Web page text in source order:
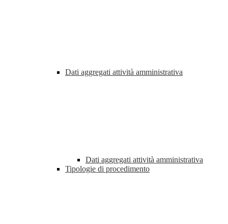
Dati aggregati attività amministrativa
Dati aggregati attività amministrativa
Tipologie di procedimento